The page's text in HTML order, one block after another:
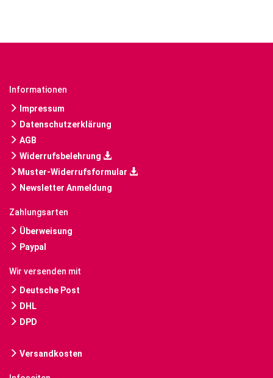
Informationen
Impressum
Datenschutzerklärung
AGB
Widerrufsbelehrung
Muster-Widerrufsformular
Newsletter Anmeldung
Zahlungsarten
Überweisung
Paypal
Wir versenden mit
Deutsche Post
DHL
DPD
Versandkosten